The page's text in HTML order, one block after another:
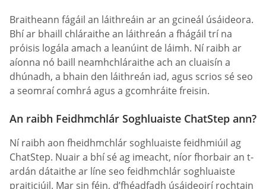
Braitheann fágáil an láithreáin ar an gcineál úsáideora.
Bhí ar bhaill chláraithe an láithreán a fhágáil trí na
próisis logála amach a leanúint de láimh. Ní raibh ar
aíonna nó baill neamhchláraithe ach an cluaisín a
dhúnadh, a bhain den láithreán iad, agus scrios sé seo
a seomraí comhrá agus a gcomhráite freisin.
An raibh Feidhmchlár Soghluaiste ChatStep ann?
Ní raibh aon fheidhmchlár soghluaiste feidhmiúil ag
ChatStep. Nuair a bhí sé ag imeacht, níor fhorbair an t-
ardán dátaithe ar líne seo feidhmchlár soghluaiste
praiticiúil. Mar sin féin, d’fhéadfadh úsáideoirí rochtain